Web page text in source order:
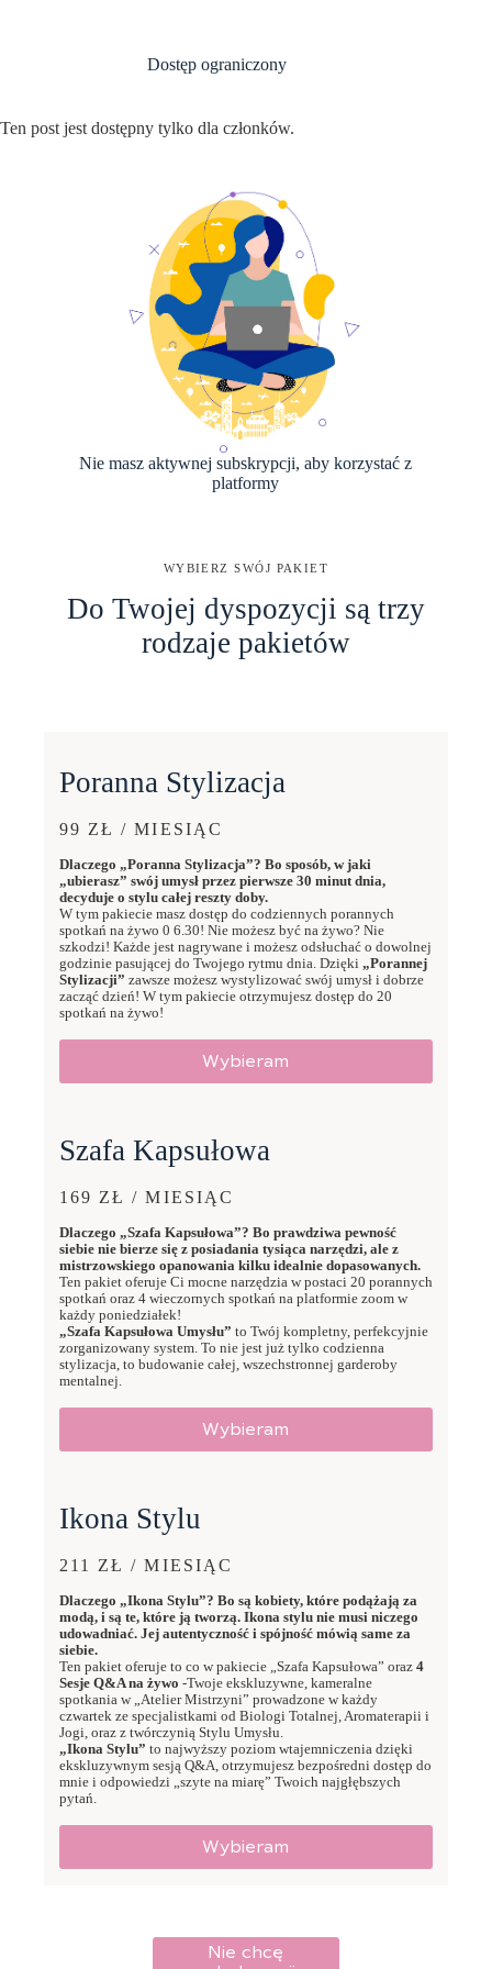
Dostęp ograniczony
Ten post jest dostępny tylko dla członków.
Nie masz aktywnej subskrypcji, aby korzystać z
platformy
WYBIERZ SWÓJ PAKIET
Do Twojej dyspozycji są trzy
rodzaje pakietów
Poranna Stylizacja
99 ZŁ / MIESIĄC
Dlaczego „Poranna Stylizacja”? Bo sposób, w jaki
„ubierasz” swój umysł przez pierwsze 30 minut dnia,
decyduje o stylu całej reszty doby.
W tym pakiecie masz dostęp do codziennych porannych
spotkań na żywo 0 6.30! Nie możesz być na żywo? Nie
szkodzi! Każde jest nagrywane i możesz odsłuchać o dowolnej
godzinie pasującej do Twojego rytmu dnia. Dzięki „Porannej
Stylizacji” zawsze możesz wystylizować swój umysł i dobrze
zacząć dzień! W tym pakiecie otrzymujesz dostęp do 20
spotkań na żywo!
Wybieram
Szafa Kapsułowa
169 ZŁ / MIESIĄC
Dlaczego „Szafa Kapsułowa”? Bo prawdziwa pewność
siebie nie bierze się z posiadania tysiąca narzędzi, ale z
mistrzowskiego opanowania kilku idealnie dopasowanych.
Ten pakiet oferuje Ci mocne narzędzia w postaci 20 porannych
spotkań oraz 4 wieczornych spotkań na platformie zoom w
każdy poniedziałek!
„Szafa Kapsułowa Umysłu” to Twój kompletny, perfekcyjnie
zorganizowany system. To nie jest już tylko codzienna
stylizacja, to budowanie całej, wszechstronnej garderoby
mentalnej.
Wybieram
Ikona Stylu
211 ZŁ / MIESIĄC
Dlaczego „Ikona Stylu”? Bo są kobiety, które podążają za
modą, i są te, które ją tworzą. Ikona stylu nie musi niczego
udowadniać. Jej autentyczność i spójność mówią same za
siebie.
Ten pakiet oferuje to co w pakiecie „Szafa Kapsułowa” oraz 4
Sesje Q&A na żywo -Twoje ekskluzywne, kameralne
spotkania w „Atelier Mistrzyni” prowadzone w każdy
czwartek ze specjalistkami od Biologi Totalnej, Aromaterapii i
Jogi, oraz z twórczynią Stylu Umysłu.
„Ikona Stylu” to najwyższy poziom wtajemniczenia dzięki
ekskluzywnym sesją Q&A, otrzymujesz bezpośredni dostęp do
mnie i odpowiedzi „szyte na miarę” Twoich najgłębszych
pytań.
Wybieram
Nie chcę